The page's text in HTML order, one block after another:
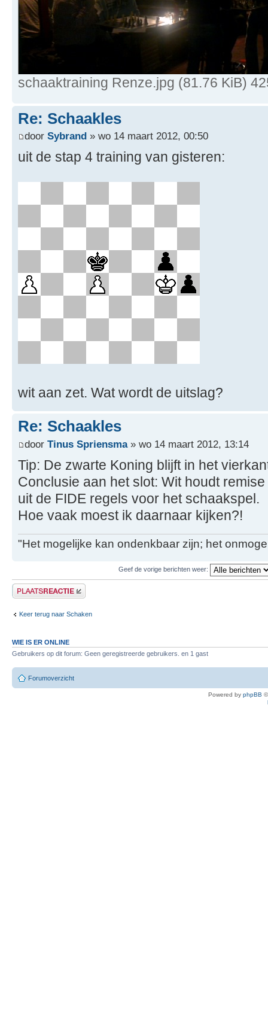
schaaktraining Renze.jpg (81.76 KiB)
Re: Schaakles
door Sybrand » wo 14 maart 2012, 00:50
uit de stap 4 training van gisteren:
wit aan zet. Wat wordt de uitslag?
Re: Schaakles
door Tinus Spriensma» wo 14 maart 2012, 13:14
Tip: De zwarte Koning blijft in het
Conclusie aan het slot: Wit houdt
uit de FIDE regels voor het schaakspel.
Hoe vaak moest ik daarnaar kijken?!
"Het mogelijke kan ondenkbaar zijn; het
Geef de vorige berichten weer:
Plaats een reactie
Keer terug naar Schaken
WIE IS ER ONLINE
Gebruikers op dit forum: Geen geregistreerde gebruikers. en 1 gast
Forumoverzicht
Powered by phpBB